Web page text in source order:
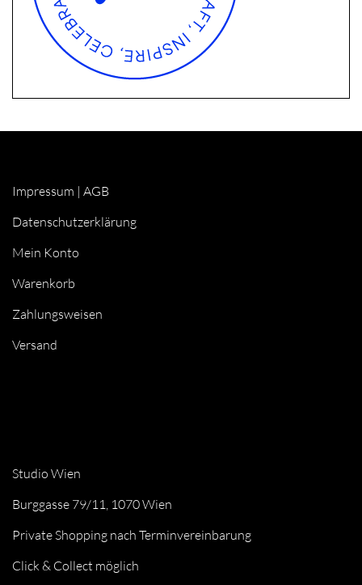
Impressum | AGB
Datenschutzerklärung
Mein Konto
Warenkorb
Zahlungsweisen
Versand
Studio Wien
Burggasse 79/11, 1070 Wien
Private Shopping nach Terminvereinbarung
Click & Collect möglich